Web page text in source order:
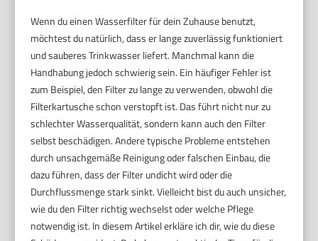
Wenn du einen Wasserfilter für dein Zuhause benutzt,
möchtest du natürlich, dass er lange zuverlässig funktioniert
und sauberes Trinkwasser liefert. Manchmal kann die
Handhabung jedoch schwierig sein. Ein häufiger Fehler ist
zum Beispiel, den Filter zu lange zu verwenden, obwohl die
Filterkartusche schon verstopft ist. Das führt nicht nur zu
schlechter Wasserqualität, sondern kann auch den Filter
selbst beschädigen. Andere typische Probleme entstehen
durch unsachgemäße Reinigung oder falschen Einbau, die
dazu führen, dass der Filter undicht wird oder die
Durchflussmenge stark sinkt. Vielleicht bist du auch unsicher,
wie du den Filter richtig wechselst oder welche Pflege
notwendig ist. In diesem Artikel erkläre ich dir, wie du diese